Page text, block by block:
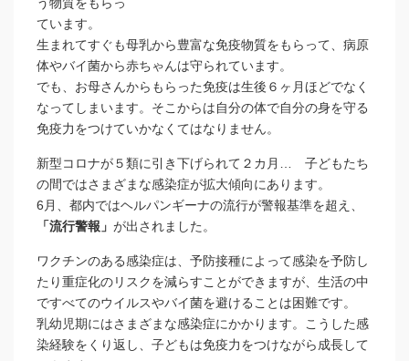
ています。
生まれてすぐも母乳から豊富な免疫物質をもらって、病原
体やバイ菌から赤ちゃんは守られています。
でも、お母さんからもらった免疫は生後６ヶ月ほどでなく
なってしまいます。そこからは自分の体で自分の身を守る
免疫力をつけていかなくてはなりません。
新型コロナが５類に引き下げられて２カ月… 子どもたち
の間ではさまざまな感染症が拡大傾向にあります。
6月、都内ではヘルパンギーナの流行が警報基準を超え、
「流行警報」 が出されました。
ワクチンのある感染症は、予防接種によって感染を予防し
たり重症化のリスクを減らすことができますが、生活の中
ですべてのウイルスやバイ菌を避けることは困難です。
乳幼児期にはさまざまな感染症にかかります。こうした感
染経験をくり返し、子どもは免疫力をつけながら成長して